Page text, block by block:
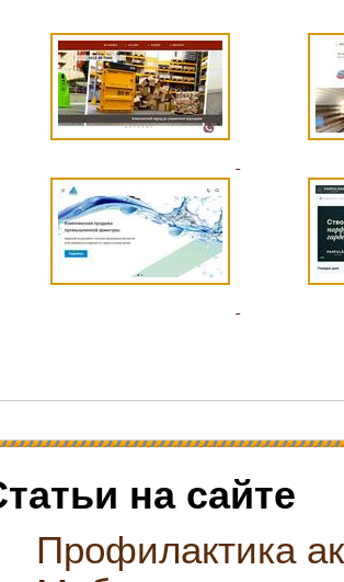
на сайте
Профилактика